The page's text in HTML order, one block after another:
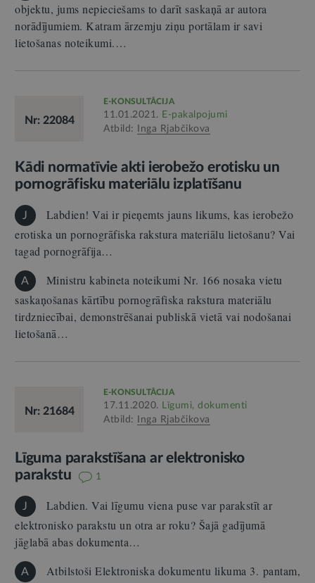
objektu, jums nepieciešams to darīt saskaņā ar autora
norādījumiem. Katram ārzemju ziņu portālam ir savi
lietošanas noteikumi.…
Nr: 22084
E-KONSULTĀCIJA
11.01.2021. E-pakalpojumi
Atbild:
Inga Rjabčikova
Kādi normatīvie akti ierobežo erotisku un
pornogrāfisku materiālu izplatīšanu
J
Labdien! Vai ir pieņemts jauns likums, kas ierobežo
erotiska un pornogrāfiska rakstura materiālu lietošanu? Vai
tagad pornogrāfija…
A
Ministru kabineta noteikumi Nr. 166 nosaka vietu
saskaņošanas kārtību pornogrāfiska rakstura materiālu
tirdzniecībai, demonstrēšanai publiskā vietā vai nodošanai
lietošanā…
Nr: 21684
E-KONSULTĀCIJA
17.11.2020.
Līgumi, dokumenti
Atbild:
Inga Rjabčikova
Līguma parakstīšana ar elektronisko
parakstu
1
J
Labdien. Vai līgumu viena puse var parakstīt ar
elektronisko parakstu un otra ar roku? Šajā gadījumā
jāglabā abas dokumenta…
A
Atbilstoši Elektroniska dokumentu likuma 3. pantam,